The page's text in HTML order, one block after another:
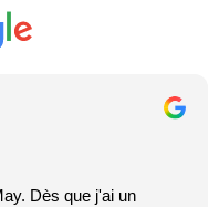
Dès que j'ai un